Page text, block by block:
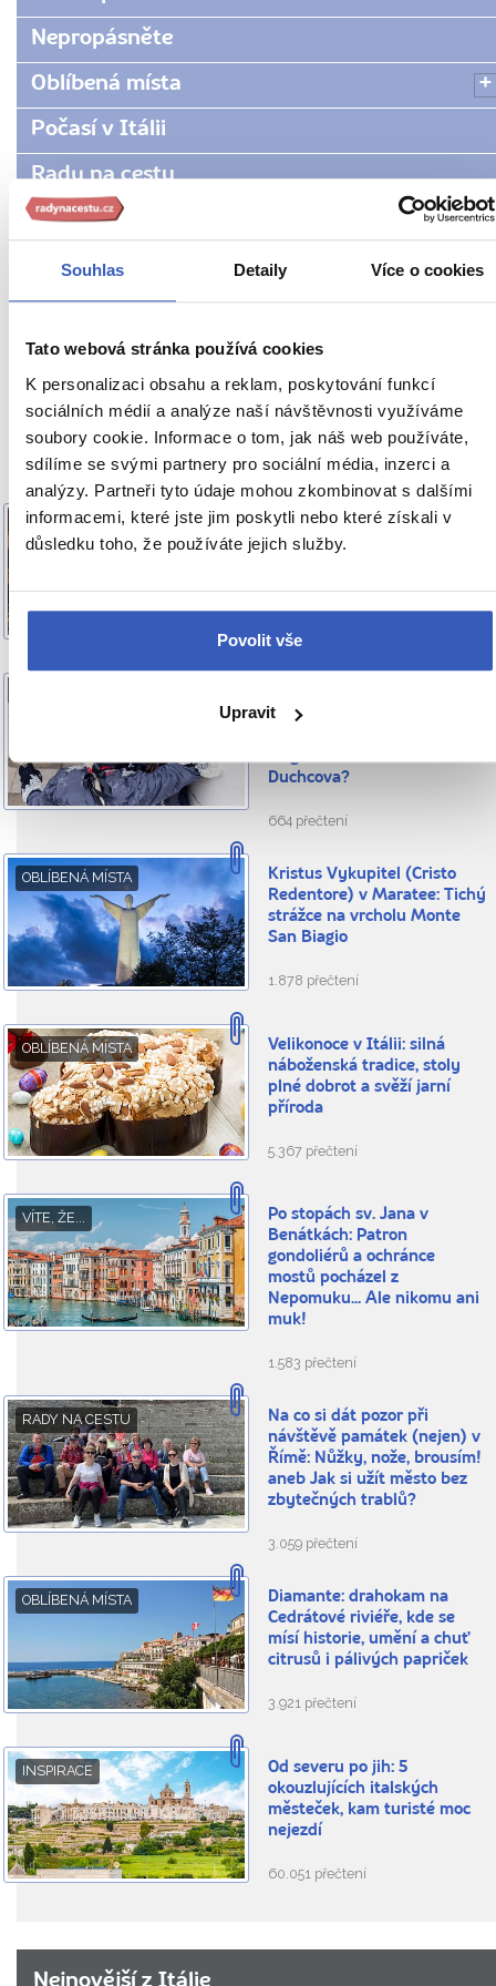
Souhlas Detaily Více o cookies
Tato webová stránka používá cookies
K personalizaci obsahu a reklam, poskytování funkcí
sociálních médií a analýze naší návštěvnosti využíváme
soubory cookie. Informace o tom, jak náš web používáte,
sdílíme se svými partnery pro sociální média, inzerci a
analýzy. Partneři tyto údaje mohou zkombinovat s dalšími
informacemi, které jste jim poskytli nebo které získali v
důsledku toho, že používáte jejich služby.
Povolit vše
Upravit
Nepropásněte
Oblíbená místa
Počasí v Itálii
Rady na cestu
Radynacestu.tv
Typické počasí v Římě
Doporučujeme z Itálie
INSPIRACE
10 důvodů, proč propadnete
požitkářské Bologni: od
ragú po nekonečná podloubí
525 přečtení
Giacomo Casanova: Jak se
elegance až do českého
Duchcova?
664 přečtení
OBLÍBENÁ MÍSTA
Kristus Vykupitel (Cristo
Redentore) v Maratee: Tichý
strážce na vrcholu Monte
San Biagio
1.878 přečtení
OBLÍBENÁ MÍSTA
Velikonoce v Itálii: silná
náboženská tradice, stoly
plné dobrot a svěží jarní
příroda
5.367 přečtení
VÍTE, ŽE...
Po stopách sv. Jana v
Benátkách: Patron
gondoliérů a ochránce
mostů pocházel z
Nepomuku... Ale nikomu ani
muk!
1.583 přečtení
RADY NA CESTU
Na co si dát pozor při
návštěvě památek (nejen) v
Římě: Nůžky, nože, brousím!
aneb Jak si užít město bez
zbytečných trablů?
3.059 přečtení
OBLÍBENÁ MÍSTA
Diamante: drahokam na
Cedrátové riviéře, kde se
mísí historie, umění a chuť
citrusů i pálivých papriček
3.921 přečtení
INSPIRACE
Od severu po jih: 5
okouzlujících italských
městeček, kam turisté moc
nejezdí
60.051 přečtení